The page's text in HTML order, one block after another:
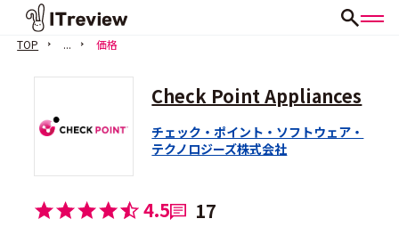
TOP ... 価格
Check Point Appliances
チェック・ポイント・ソフトウェア・
テクノロジーズ株式会社
4.5 17